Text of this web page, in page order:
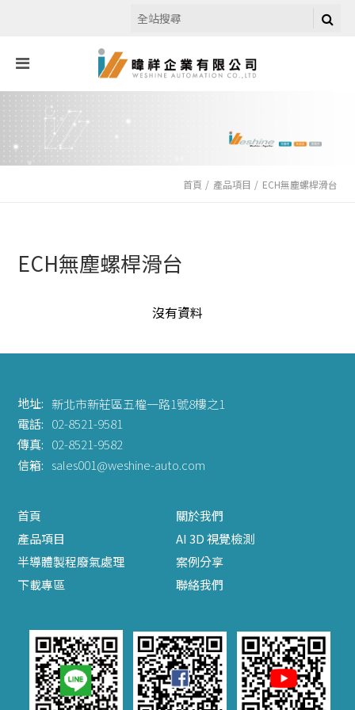
首頁 產品項目 ECH無塵螺桿滑台
ECH無塵螺桿滑台
沒有資料
地址: 新北市新莊區五權一路1號8樓之1
電話: 02-8521-9581
傳真: 02-8521-9582
信箱: sales001@weshine-auto.com
首頁
關於我們
產品項目
AI 3D 視覺檢測
半導體製程廢氣處理
案例分享
下載專區
聯絡我們